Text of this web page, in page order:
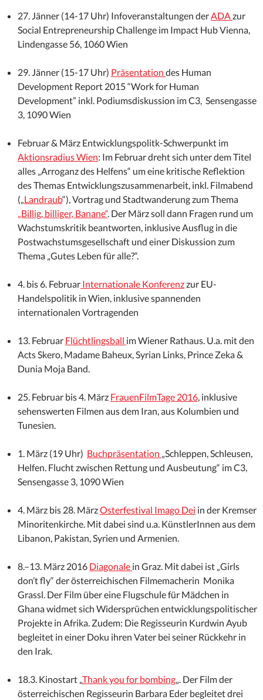
27. Jänner (14-17 Uhr) Infoveranstaltungen derADAzur
Social Entrepreneurship Challenge im Impact Hub Vienna,
Lindengasse 56, 1060 Wien
29. Jänner (15-17 Uhr) Präsentation des Human
Development Report 2015 “Work for Human
Development” inkl. Podiumsdiskussion im C3, Sensengasse
3, 1090 Wien
Februar & März Entwicklungspolitk-Schwerpunkt im
Aktionsradius Wien: Im Februar dreht sich unter dem Titel
alles „Arroganz des Helfens“ um eine kritische Reflektion
des Themas Entwicklungszusammenarbeit, inkl. Filmabend
(„Landraub“), Vortrag und Stadtwanderung zum Thema
„Billig, billiger, Banane“. Der März soll dann Fragen rund um
Wachstumskritik beantworten, inklusive Ausflug in die
Postwachstumsgesellschaft und einer Diskussion zum
Thema „Gutes Leben für alle?“.
4. bis 6. Februar Internationale Konferenzzur EU-
Handelspolitik in Wien, inklusive spannenden
internationalen Vortragenden
13. Februar Flüchtlingsball im Wiener Rathaus. U.a. mit den
Acts Skero, Madame Baheux, Syrian Links, Prince Zeka &
Dunia Moja Band.
25. Februar bis 4. März FrauenFilmTage 2016, inklusive
sehenswerten Filmen aus dem Iran, aus Kolumbien und
Tunesien.
1. März (19 Uhr) Buchpräsentation „Schleppen, Schleusen,
Helfen. Flucht zwischen Rettung und Ausbeutung“ im C3,
Sensengasse 3, 1090 Wien
4. März bis 28. MärzOsterfestival Imago Dei in der Kremser
Minoritenkirche. Mit dabei sind u.a. KünstlerInnen aus dem
Libanon, Pakistan, Syrien und Armenien.
8.–13. März 2016 Diagonale in Graz. Mit dabei ist „Girls
don’t fly“ der österreichischen Filmemacherin Monika
Grassl. Der Film über eine Flugschule für Mädchen in
Ghana widmet sich Widersprüchen entwicklungspolitischer
Projekte in Afrika. Zudem: Die Regisseurin Kurdwin Ayub
begleitet in einer Doku ihren Vater bei seiner Rückkehr in
den Irak.
18.3. Kinostart „Thank you for bombing„. Der Film der
österreichischen Regisseurin Barbara Eder begleitet drei